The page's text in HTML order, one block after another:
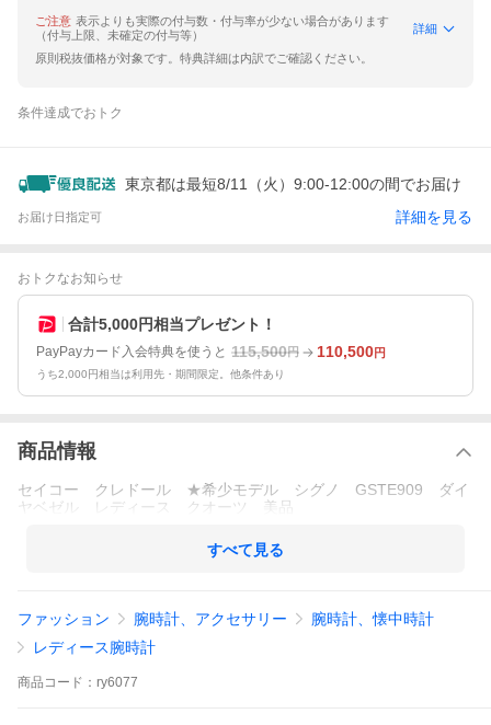
ご注意 表示よりも実際の付与数・付与率が少ない場合があります
（付与上限、未確定の付与等）
詳細
原則税抜価格が対象です。特典詳細は内訳でご確認ください。
条件達成でおトク
東京都は最短8/11（火）9:00-12:00の間でお届け
お届け日指定可 詳細を見る
おトクなお知らせ
合計5,000円相当プレゼント！
PayPayカード入会特典を使うと 115,500円 110,500円
うち2,000円相当は利用先・期間限定。他条件あり
商品情報
セイコー クレドール ★希少モデル シグノ GSTE909 ダイ
ヤベゼル レディース クオーツ 美品
すべて見る
ファッション 腕時計、アクセサリー
腕時計、懐中時計
レディース腕時計
商品 コード： ry6077